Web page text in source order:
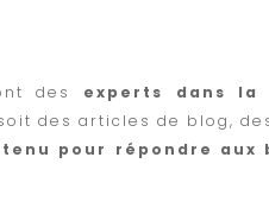
des experts dans
des articles de blog,
pour répondre aux